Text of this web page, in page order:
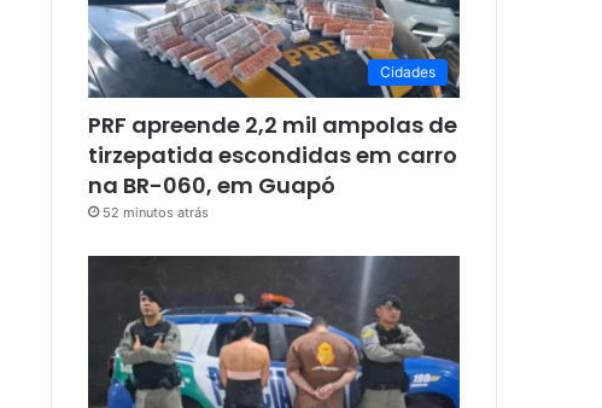
Cidades
PRF apreende 2,2 mil ampolas de
tirzepatida escondidas em carro
na BR-060, em Guapó
52 minutos atrás